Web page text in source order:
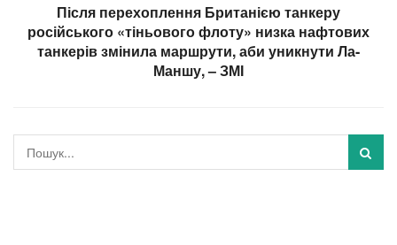
Після перехоплення Британією танкеру
російського «тіньового флоту» низка нафтових
танкерів змінила маршрути, аби уникнути Ла-
Маншу, – ЗМІ